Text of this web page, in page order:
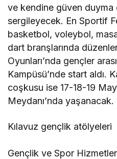
ve kendine güven duyma
sergileyecek. En Sportif
basketbol, voleybol,
dart branşlarında
Oyunları’nda gençler
Kampüsü’nde start aldı.
coşkusu ise 17-18-19
Meydanı’nda yaşanacak.
Kılavuz gençlik atölyeleri
Gençlik ve Spor